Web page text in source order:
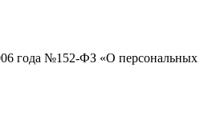
года №152-ФЗ «О персональных